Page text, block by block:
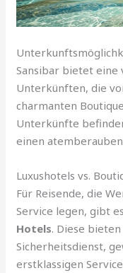
Sansibar bietet eine
Unterkünften, die
charmanten
Unterkünfte
einen
Luxushotels vs.
Für Reisende, die
Service legen, gibt
Hotels. Diese
Sicherheitsdienst,
erstklassigen